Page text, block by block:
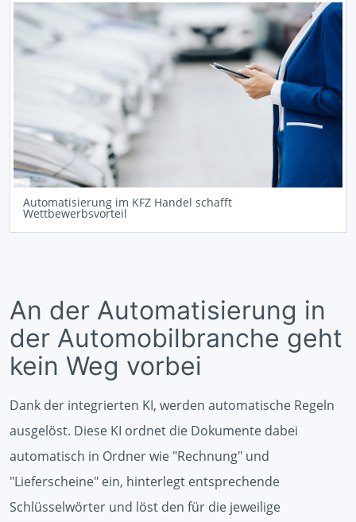
Automatisierung im KFZ Handel schafft
Wettbewerbsvorteil
An der Automatisierung in
der Automobilbranche geht
kein Weg vorbei
Dank der integrierten KI, werden automatische Regeln
ausgelöst. Diese KI ordnet die Dokumente dabei
automatisch in Ordner wie "Rechnung" und
"Lieferscheine" ein, hinterlegt entsprechende
Schlüsselwörter und löst den für die jeweilige